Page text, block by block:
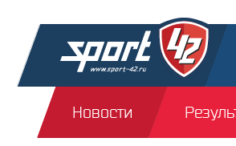
Новости